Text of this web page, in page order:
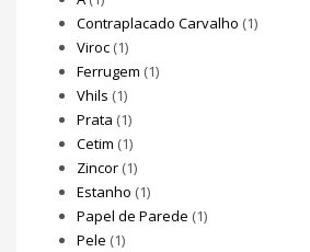
Contraplacado Carvalho (1)
Viroc (1)
Ferrugem (1)
Vhils (1)
Prata (1)
Cetim (1)
Zincor (1)
Estanho (1)
Papel de Parede (1)
Pele (1)